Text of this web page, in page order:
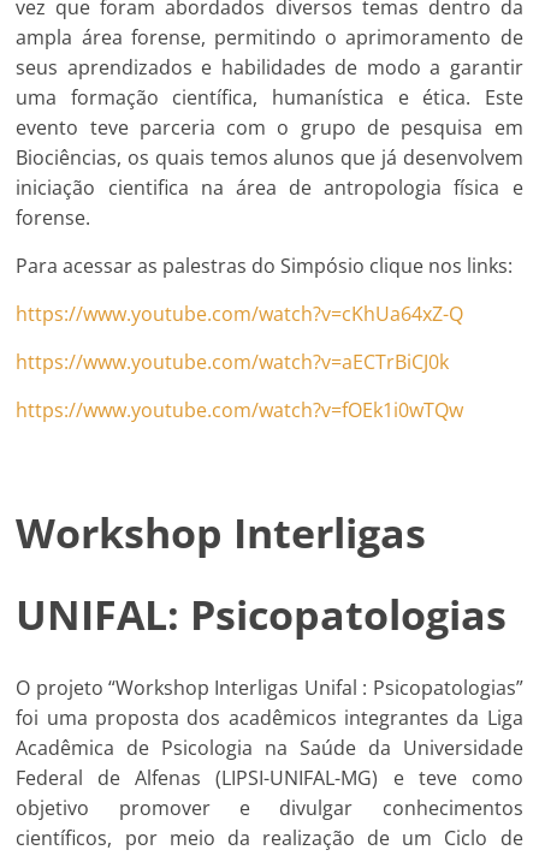
vez que foram abordados diversos temas dentro da
ampla área forense, permitindo o aprimoramento de
seus aprendizados e habilidades de modo a garantir
uma formação científica, humanística e ética. Este
evento teve parceria com o grupo de pesquisa em
Biociências, os quais temos alunos que já desenvolvem
iniciação cientifica na área de antropologia física e
forense.
Para acessar as palestras do Simpósio clique nos links:
https://www.youtube.com/watch?v=cKhUa64xZ-Q
https://www.youtube.com/watch?v=aECTrBiCJ0k
https://www.youtube.com/watch?v=fOEk1i0wTQw
Workshop Interligas
UNIFAL: Psicopatologias
O projeto “Workshop Interligas Unifal : Psicopatologias”
foi uma proposta dos acadêmicos integrantes da Liga
Acadêmica de Psicologia na Saúde da Universidade
Federal de Alfenas (LIPSI-UNIFAL-MG) e teve como
objetivo promover e divulgar conhecimentos
científicos, por meio da realização de um Ciclo de